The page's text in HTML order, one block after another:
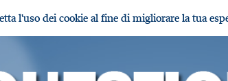
l'uso dei cookie al fine di migliorare la tua